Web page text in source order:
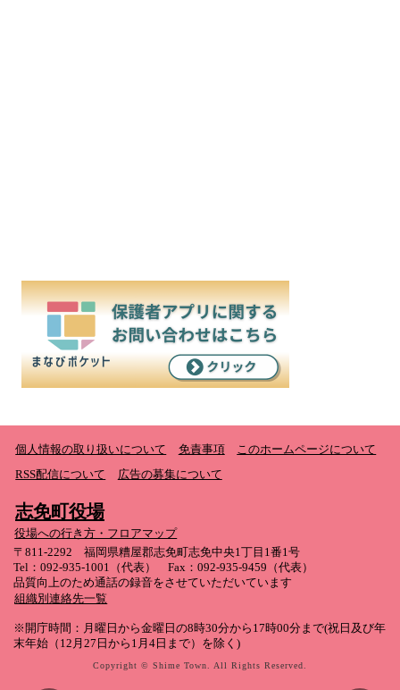
個人情報の取り扱いについて 免責事項
このホームページについて
RSS配信について
広告の募集について
志免町役場
役場への行き方・フロアマップ
〒811-2292 福岡県糟屋郡志免町志免中央1丁目1番1号
Tel：092-935-1001（代表） Fax：092-935-9459（代表）
品質向上のため通話の録音をさせていただいています
組織別連絡先一覧
※開庁時間：月曜日から金曜日の8時30分から17時00分まで(祝日及び年
末年始（12月27日から1月4日まで）を除く)
Copyright © Shime Town. All Rights Reserved.